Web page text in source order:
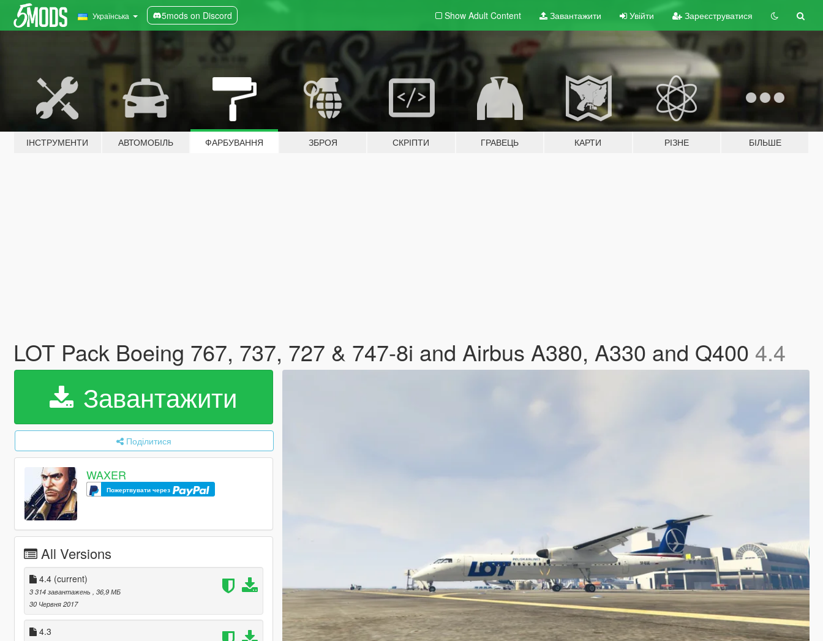
Українська 5mods on Discord Show Adult Content Завантажити Увійти Зареєструватися
ІНСТРУМЕНТИ АВТОМОБІЛЬ ФАРБУВАННЯ ЗБРОЯ СКРІПТИ ГРАВЕЦЬ КАРТИ РІЗНЕ БІЛЬШЕ
LOT Pack Boeing 767, 737, 727 & 747-8i and Airbus A380, A330 and Q400 4.4
Завантажити
Поділитися
WAXER
Пожертвувати через
All Versions
4.4 (current)
3 314 завантажень
, 36,9 МБ
30 Червня 2017
4.3